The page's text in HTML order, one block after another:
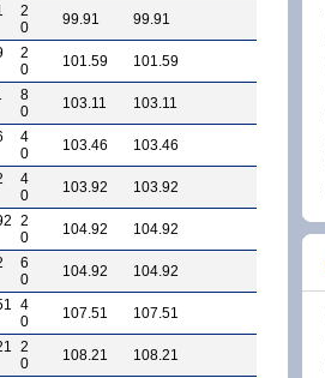
2
0
99.91 99.91
2
0
101.59 101.59
8
0
103.11 103.11
4
0
103.46 103.46
4
0
103.92 103.92
2
0
104.92 104.92
6
0
104.92 104.92
4
0
107.51 107.51
2
0
108.21 108.21